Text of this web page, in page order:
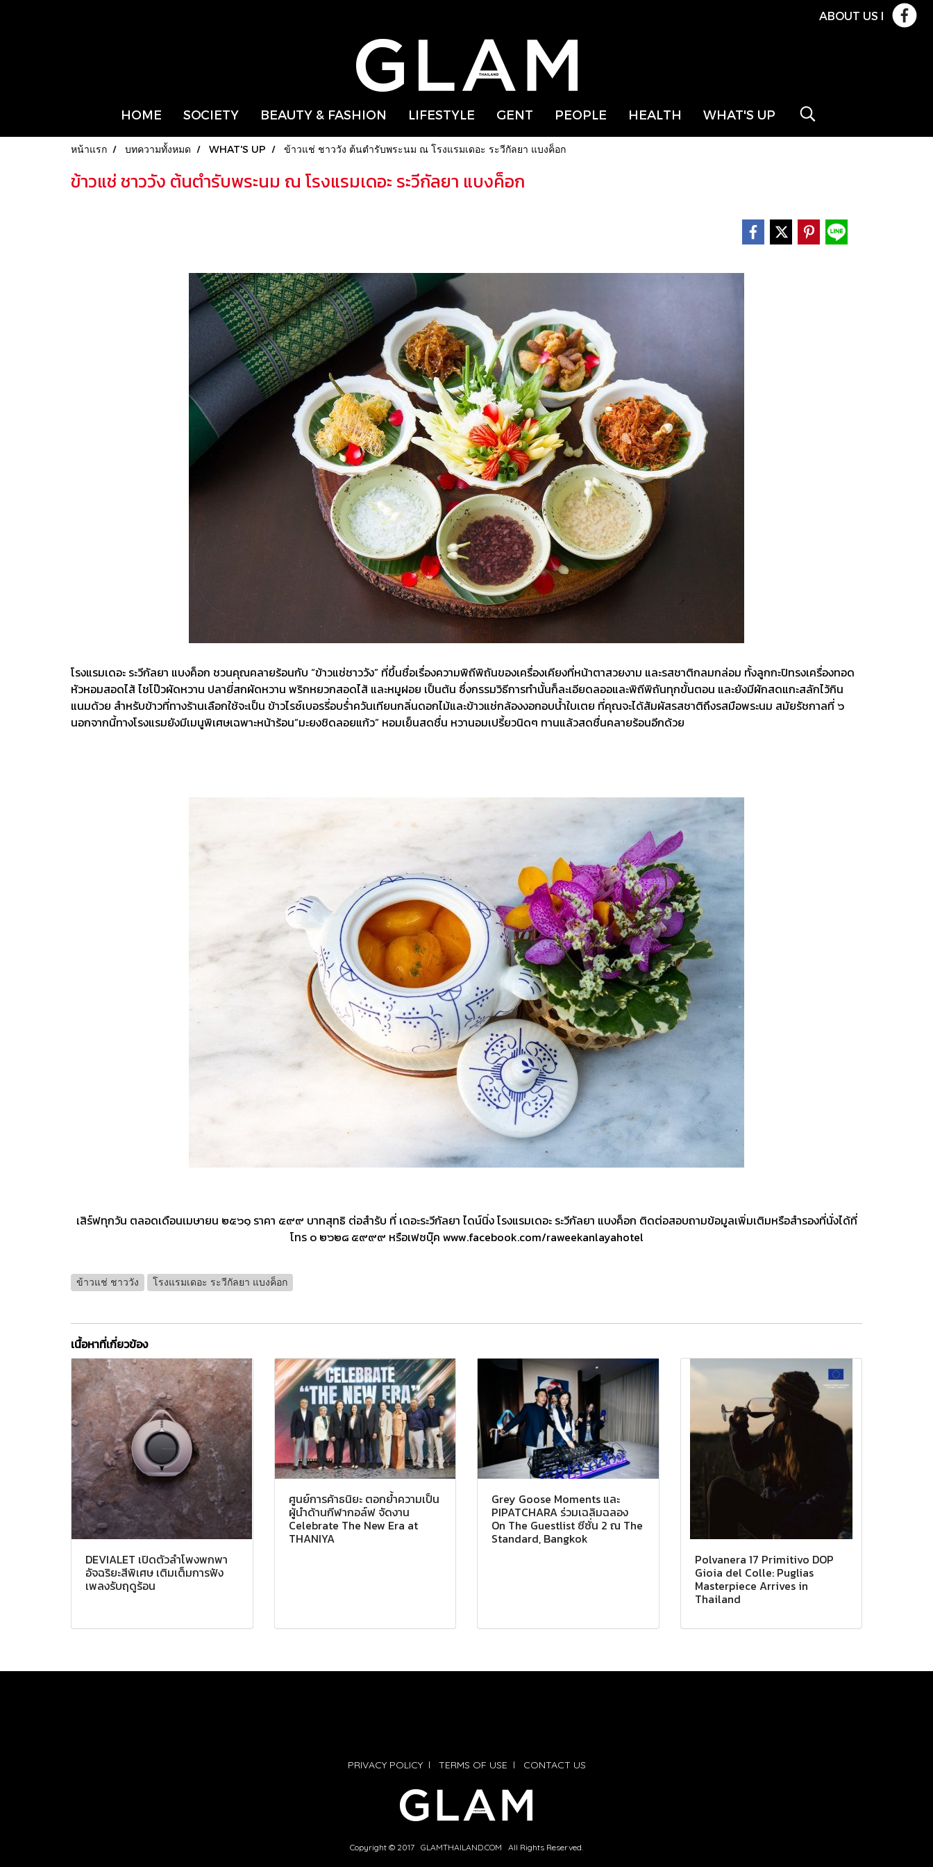
ABOUT US l
HOME SOCIETY BEAUTY & FASHION LIFESTYLE GENT PEOPLE HEALTH WHAT'S UP
หน้าแรก บทความทั้งหมด WHAT'S UP ข้าวแช่ ชาววัง ต้นตำรับพระนม ณ โรงแรมเดอะ ระวีกัลยา แบงค็อก
ข้าวแช่ ชาววัง ต้นตำรับพระนม ณ โรงแรมเดอะ ระวีกัลยา แบงค็อก
โรงแรมเดอะ ระวีกัลยา แบงค็อก ชวนคุณคลายร้อนกับ “ข้าวแช่ชาววัง” ที่ขึ้นชื่อเรื่องความพิถีพิถันของเครื่องเคียงที่หน้าตาสวยงาม และรสชาติกลมกล่อม ทั้งลูกกะปิทรงเครื่องทอด
หัวหอมสอดไส้ ไชโป๊วผัดหวาน ปลายี่สกผัดหวาน พริกหยวกสอดไส้ และหมูฝอย เป็นต้น ซึ่งกรรมวิธีการทำนั้นก็ละเอียดลออและพิถีพิถันทุกขั้นตอน และยังมีผักสดแกะสลักไว้กิน
แนมด้วย สำหรับข้าวที่ทางร้านเลือกใช้จะเป็น ข้าวไรซ์เบอรรี่อบร่ำควันเทียนกลิ่นดอกไม้และข้าวแช่กล้องงอกอบน้ำใบเตย ที่คุณจะได้สัมผัสรสชาติถึงรสมือพระนม สมัยรัชกาลที่ ๖
นอกจากนี้ทางโรงแรมยังมีเมนูพิเศษเฉพาะหน้าร้อน”มะยงชิดลอยแก้ว” หอมเย็นสดชื่น หวานอมเปรี้ยวนิดๆ ทานแล้วสดชื่นคลายร้อนอีกด้วย
เสิร์ฟทุกวัน ตลอดเดือนเมษายน ๒๕๖๑ ราคา ๕๙๙ บาทสุทธิ ต่อสำรับ ที่ เดอะระวีกัลยา ไดน์นิ่ง โรงแรมเดอะ ระวีกัลยา แบงค็อก ติดต่อสอบถามข้อมูลเพิ่มเติมหรือสำรองที่นั่งได้ที่
โทร ๐ ๒๖๒๘ ๕๙๙๙ หรือเฟซบุ๊ค www.facebook.com/raweekanlayahotel
ข้าวแช่ ชาววัง โรงแรมเดอะ ระวีกัลยา แบงค็อก
เนื้อหาที่เกี่ยวข้อง
DEVIALET เปิดตัวลำโพงพกพา
อัจฉริยะสีพิเศษ เติมเต็มการฟัง
เพลงรับฤดูร้อน
ศูนย์การค้าธนิยะ ตอกย้ำความเป็น
ผู้นำด้านกีฬากอล์ฟ จัดงาน
Celebrate The New Era at
THANIYA
Grey Goose Moments และ
PIPATCHARA ร่วมเฉลิมฉลอง
On The Guestlist ซีซั่น 2 ณ The
Standard, Bangkok
Polvanera 17 Primitivo DOP
Gioia del Colle: Puglias
Masterpiece Arrives in
Thailand
PRIVACY POLICYl TERMS OF USE l CONTACT US
Copyright © 2017 GLAMTHAILAND.COM All Rights Reserved.